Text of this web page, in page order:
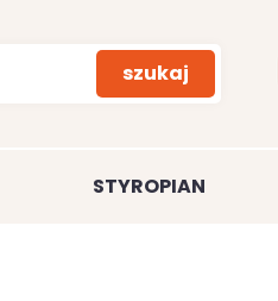
szukaj
STYROPIAN